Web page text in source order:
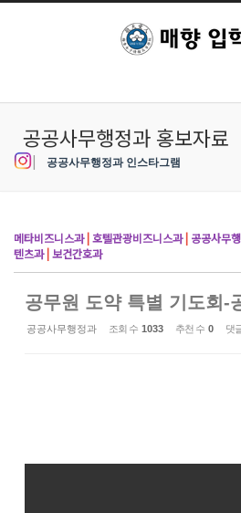
공공사무행정과 홍보자료
| 공공사무행정과 인스타그램
메타비즈니스과 |호텔관광비즈니스과 | 공공사무
텐츠과 |보건간호과
공무원 도약 특별 기도회-
공공사무행정과 조회 수 1033 추천 수 0 댓
Sketchbook5, 스